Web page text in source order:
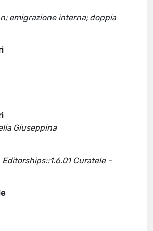
emigrazione interna; doppia
Giuseppina
Editorships::1.6.01 Curatele -